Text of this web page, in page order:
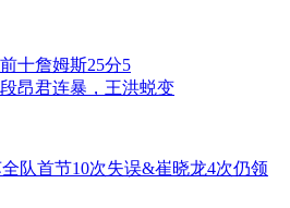
十詹姆斯25分5
昂君连暴，王洪蜕变
队首节10次失误&崔晓龙4次仍领